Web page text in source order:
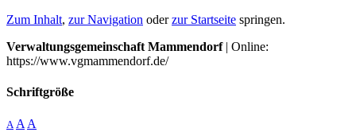
Zum Inhalt, zur Navigation oderzur Startseite springen.
Verwaltungsgemeinschaft Mammendorf| Online:
https://www.vgmammendorf.de/
Schriftgröße
A A A